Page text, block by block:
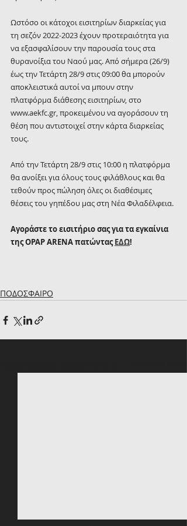
Ωστόσο οι κάτοχοι εισιτηρίων διαρκείας για
τη σεζόν 2022-2023 έχουν προτεραιότητα για
να εξασφαλίσουν την παρουσία τους στα
θυρανοίξια του Ναού μας. Από σήμερα (26/9)
έως την Τετάρτη 28/9 στις 09:00 θα μπορούν
αποκλειστικά αυτοί να μπουν στην
πλατφόρμα διάθεσης εισιτηρίων, στο
www.aekfc.gr, προκειμένου να αγοράσουν τη
θέση που αντιστοιχεί στην κάρτα διαρκείας
τους.
Από την Τετάρτη 28/9 στις 10:00 η πλατφόρμα
θα ανοίξει για όλους τους φιλάθλους και θα
τεθούν προς πώληση όλες οι διαθέσιμες
θέσεις του γηπέδου μας στη Νέα Φιλαδέλφεια.
Αγοράστε το εισιτήριο σας για τα εγκαίνια
της OPAP ARENA πατώντας ΕΔΩ!
ΠΟΔΟΣΦΑΙΡΟ